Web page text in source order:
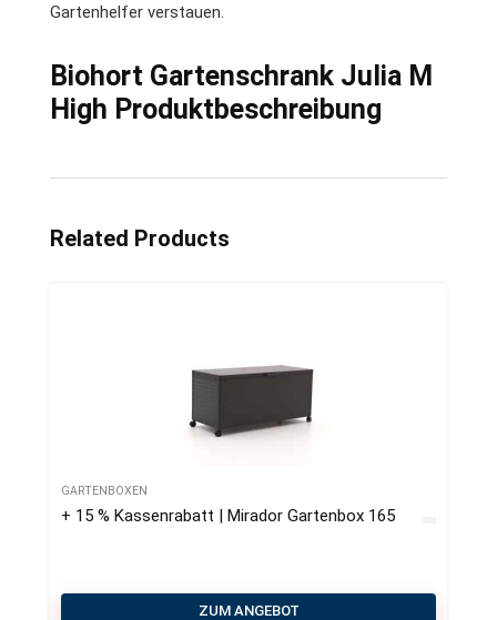
Gartenhelfer verstauen.
Biohort Gartenschrank Julia M
High Produktbeschreibung
Related Products
GARTENBOXEN
+ 15 % Kassenrabatt | Mirador Gartenbox 165
ZUM ANGEBOT